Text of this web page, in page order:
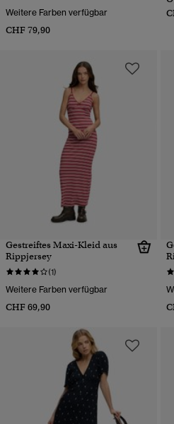
Weitere Farben verfügbar
CHF 79,90
Gestreiftes Maxi-Kleid aus
Rippjersey
(1)
Weitere Farben verfügbar
CHF 69,90